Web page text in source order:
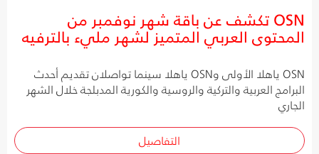
OSN تكشف عن باقة شهر نوفمبر من
المحتوى العربي المتميز لشهر مليء بالترفيه
OSN ياهلا الأولى وOSN ياهلا سينما تواصلان تقديم أحدث
البرامج العربية والتركية والروسية والكورية المدبلجة خلال الشهر
الجاري
التفاصيل